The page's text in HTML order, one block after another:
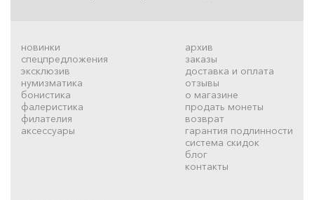
новинки
спецпредложения
эксклюзив
нумизматика
бонистика
фалеристика
филателия
аксессуары
архив
заказы
доставка и оплата
отзывы
о магазине
продать монеты
возврат
гарантия подлинности
система скидок
блог
контакты